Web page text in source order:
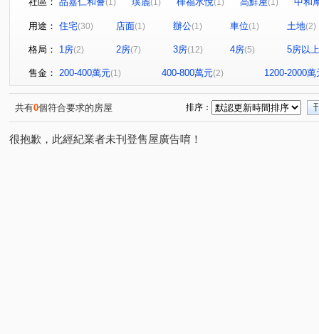
(1) (1) (1) (1)
冠德住易
玄泰PTW(日光區) 十方山水
捷運新
遠雄左岸-錦繡園(1) 海悅假期(1) 金融天下(1) 元氣大鎮
大仁街(1) 芳洲二路 環河西路一段 民生路 (1)
景平路(1) 景德街(1) 文化三路二段(1) 碧潭路(2)
檳
信義路(1) 勵行街(1) 新市三路一段(1)
福
羅斯福路五段(1) 寶清街(1) 福山街(1) 中正路(1)
博
興南路二段(1) 中央路三段(1)
用途： 住宅(30) 店面(1) 辦公(1) 車位(1) 土地(2)
格局： 1房(2) 2房(7) 3房(12) 4房(5) 5房以上
售金： 200-400萬元(1) 400-800萬元(2) 1200-2000萬
共有0個符合要求的房屋 排序：
很抱歉，此經紀業者未刊登售屋廣告唷！